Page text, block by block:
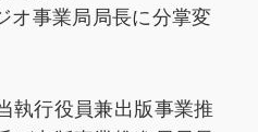
オ事業局局長に分掌変
執行役員兼出版事業推